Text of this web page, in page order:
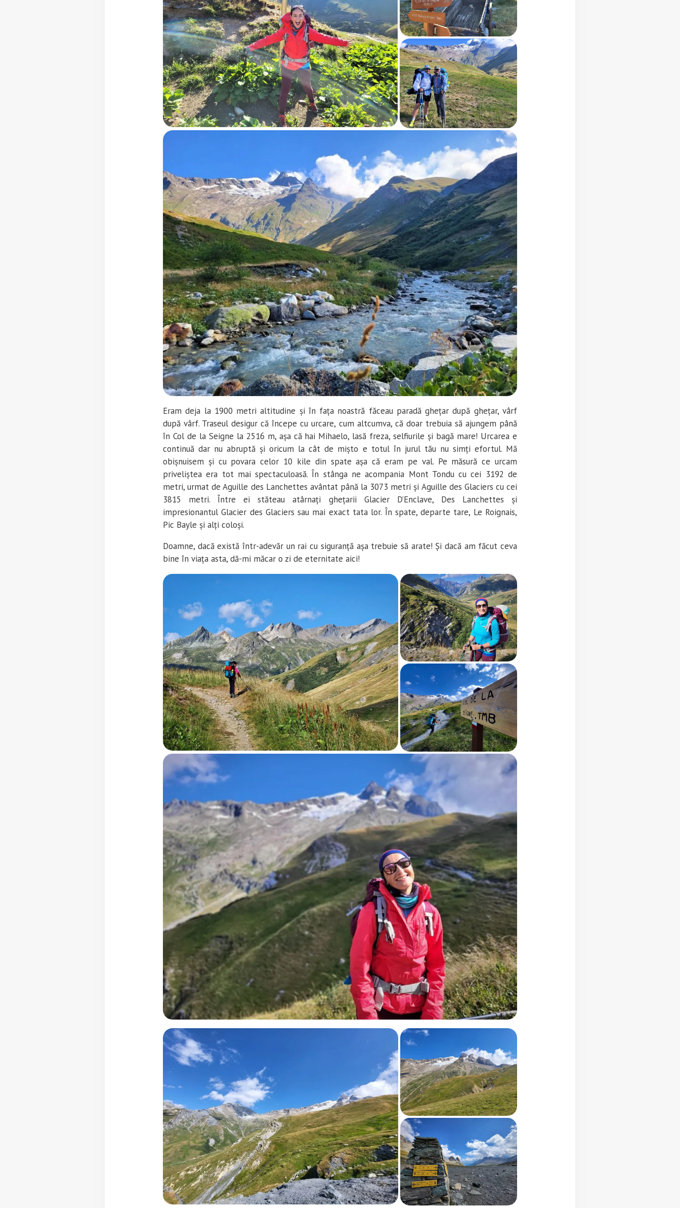
Eram deja la 1900 metri altitudine și în fața noastră făceau paradă ghețar după ghețar, vârf
după vârf. Traseul desigur că începe cu urcare, cum altcumva, că doar trebuia să ajungem până
în Col de la Seigne la 2516 m, așa că hai Mihaelo, lasă freza, selfiurile și bagă mare! Urcarea e
continuă dar nu abruptă și oricum la cât de mișto e totul în jurul tău nu simți efortul. Mă
obișnuisem și cu povara celor 10 kile din spate așa că eram pe val. Pe măsură ce urcam
priveliștea era tot mai spectaculoasă. În stânga ne acompania Mont Tondu cu cei 3192 de
metri, urmat de Aguille des Lanchettes avântat până la 3073 metri și Aguille des Glaciers cu cei
3815 metri. Între ei stăteau atârnați ghețarii Glacier D’Enclave, Des Lanchettes și
impresionantul Glacier des Glaciers sau mai exact tata lor. În spate, departe tare, Le Roignais,
Pic Bayle și alți coloși.
Doamne, dacă există într-adevăr un rai cu siguranță așa trebuie să arate! Și dacă am făcut ceva
bine în viața asta, dă-mi măcar o zi de eternitate aici!